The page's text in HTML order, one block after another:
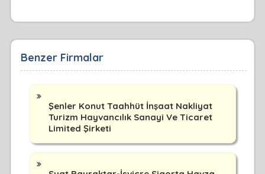
Benzer Firmalar
Şenler Konut Taahhüt İnşaat Nakliyat
Turizm Hayvancılık Sanayi Ve Ticaret
Limited Şirketi